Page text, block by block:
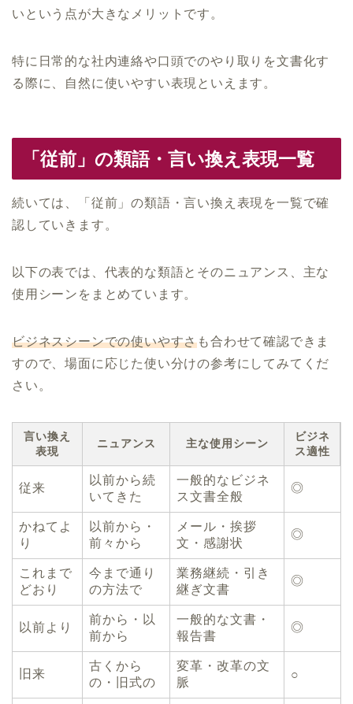
いという点が大きなメリットです。
特に日常的な社内連絡や口頭でのやり取りを文書化す
る際に、自然に使いやすい表現といえます。
「従前」の類語・言い換え表現一覧
続いては、「従前」の類語・言い換え表現を一覧で確
認していきます。
以下の表では、代表的な類語とそのニュアンス、主な
使用シーンをまとめています。
ビジネスシーンでの使いやすさも合わせて確認できま
すので、場面に応じた使い分けの参考にしてみてくだ
さい。
言い換え
表現
ニュアンス 主な使用シーン
ビジネ
ス適性
従来
以前から続
いてきた
一般的なビジネ
ス文書全般
◎
かねてよ
り
以前から・
前々から
メール・挨拶
文・感謝状
◎
これまで
どおり
今まで通り
の方法で
業務継続・引き
継ぎ文書
◎
以前より
前から・以
前から
一般的な文書・
報告書
◎
旧来
古くから
の・旧式の
変革・改革の文
脈
○